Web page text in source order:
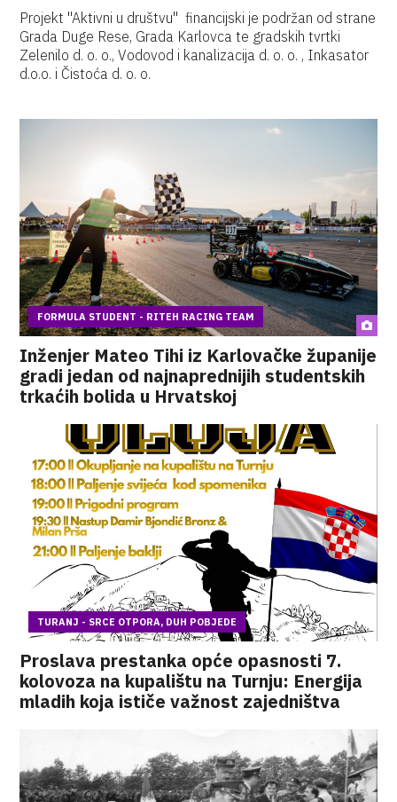
Projekt "Aktivni u društvu" financijski je podržan od strane
Grada Duge Rese, Grada Karlovca te gradskih tvrtki
Zelenilo d. o. o., Vodovod i kanalizacija d. o. o. , Inkasator
d.o.o. i Čistoća d. o. o.
FORMULA STUDENT - RITEH RACING TEAM
Inženjer Mateo Tihi iz Karlovačke županije
gradi jedan od najnaprednijih studentskih
trkaćih bolida u Hrvatskoj
TURANJ - SRCE OTPORA, DUH POBJEDE
Proslava prestanka opće opasnosti 7.
kolovoza na kupalištu na Turnju: Energija
mladih koja ističe važnost zajedništva